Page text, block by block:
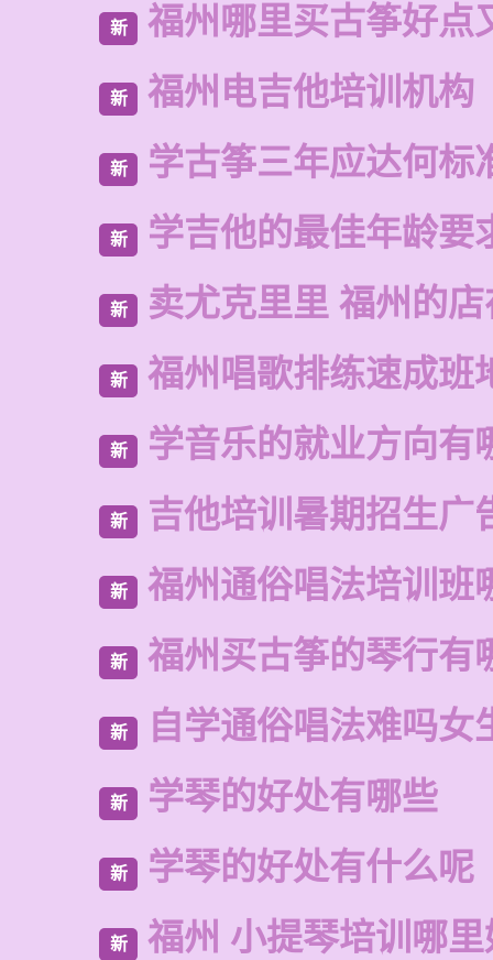
新 福州哪里买古筝好点
新 福州电吉他培训机构
新 学古筝三年应达何标
新 学吉他的最佳年龄要
新 卖尤克里里 福州的
新 福州唱歌排练速成班
新 学音乐的就业方向有
新 吉他培训暑期招生广
新 福州通俗唱法培训班
新 福州买古筝的琴行有
新 自学通俗唱法难吗女
新 学琴的好处有哪些
新 学琴的好处有什么呢
新 福州 小提琴培训哪